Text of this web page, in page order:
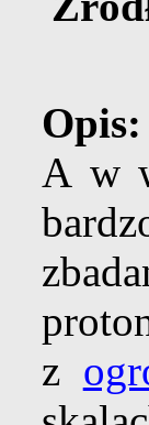
Opis:
A w
z